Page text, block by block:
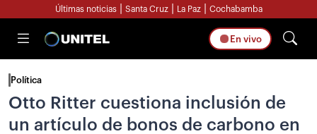
Últimas noticias Santa Cruz La Paz Cochabamba
En vivo
Política
Otto Ritter cuestiona inclusión de
un artículo de bonos de carbono en